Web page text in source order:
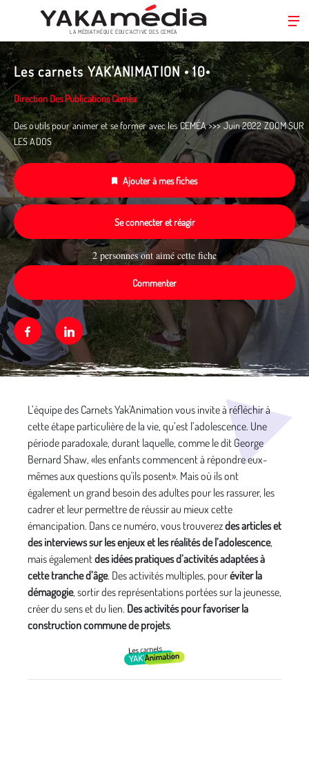
Aller
au
contenu
principal
LA MÉDIATHÈQUE ÉDUC’ACTIVE DES CEMÉA
Les carnets YAK'ANIMATION • 10•
Direction Des Publications Ceméa
Des outils pour animer et se former avec les CEMÉA >>> Juin 2022 ZOOM SUR
LES ADOS
Ajouter à mes fiches
Se connecter et réagir
2 personnes ont aimé cette fiche
Commenter
FacebookLinkedin
L’équipe des Carnets Yak'Animation vous invite à réfléchir à
cette étape particulière de la vie, qu’est l’adolescence. Une
période paradoxale, durant laquelle, comme le dit George
Bernard Shaw, «les enfants commencent à répondre eux-
mêmes aux questions qu'ils posent». Mais où ils ont
également un grand besoin des adultes pour les rassurer, les
cadrer et leur permettre de réussir au mieux cette
émancipation. Dans ce numéro, vous trouverezdes articles et
des interviews sur les enjeux et les réalités de l’adolescence,
mais égalementdes idées pratiques d’activités adaptées à
cette tranche d’âge. Des activités multiples, pouréviter la
démagogie, sortir des représentations portées sur la jeunesse,
créer du sens et du lien. Des activités pour favoriser la
construction commune de projets.